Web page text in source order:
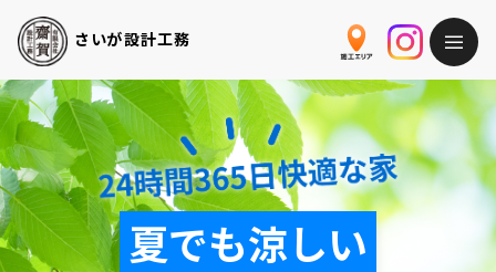
さいが設計工務
夏でも涼しい